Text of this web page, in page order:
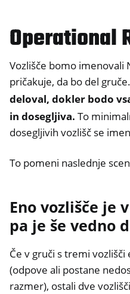
Operational
Vozlišče bomo imenovali
pričakuje, da bo del gruče.
deloval, dokler bodo
in dosegljiva. To
dosegljivih vozlišč se
To pomeni naslednje
Eno vozlišče je
pa je še vedno
Če v gruči s tremi
(odpove ali postane
razmer), ostali dve